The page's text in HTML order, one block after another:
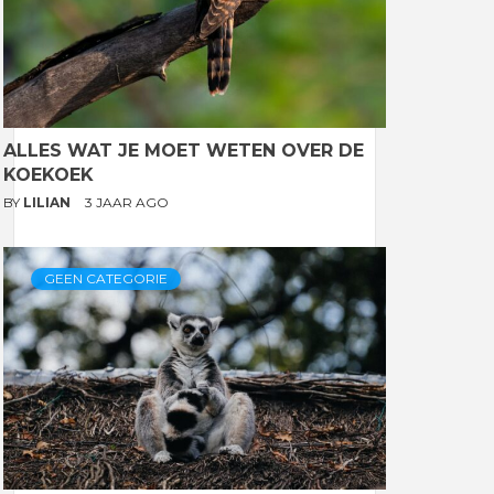
ALLES WAT JE MOET WETEN OVER DE
KOEKOEK
BY LILIAN 3 JAAR AGO
GEEN CATEGORIE